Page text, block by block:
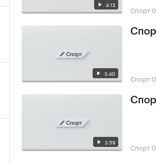
4:13 Спорт
3:40 Спорт
3:59 Спорт